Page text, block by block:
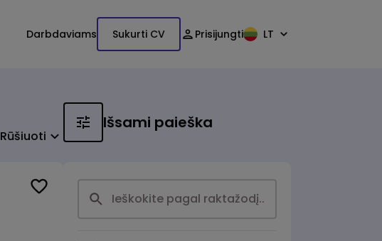
Darbdaviams Sukurti CV Prisijungti LT
Rūšiuoti
Išsami paieška